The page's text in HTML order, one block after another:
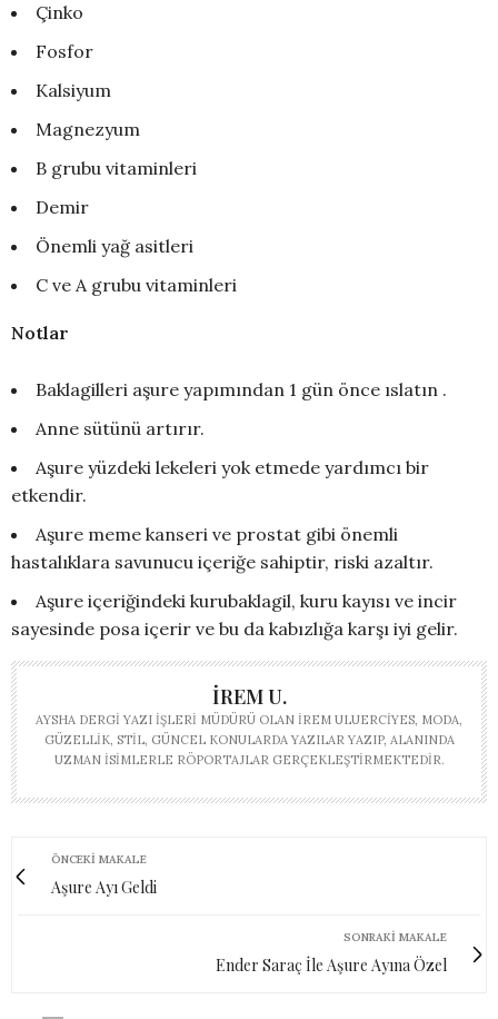
Çinko
Fosfor
Kalsiyum
Magnezyum
B grubu vitaminleri
Demir
Önemli yağ asitleri
C ve A grubu vitaminleri
Notlar
Baklagilleri aşure yapımından 1 gün önce ıslatın .
Anne sütünü artırır.
Aşure yüzdeki lekeleri yok etmede yardımcı bir
etkendir.
Aşure meme kanseri ve prostat gibi önemli
hastalıklara savunucu içeriğe sahiptir, riski azaltır.
Aşure içeriğindeki kurubaklagil, kuru kayısı ve incir
sayesinde posa içerir ve bu da kabızlığa karşı iyi gelir.
İREM U.
AYSHA DERGI YAZI İŞLERI MÜDÜRÜ OLAN İREM ULUERCIYES, MODA,
GÜZELLIK, STIL, GÜNCEL KONULARDA YAZILAR YAZIP, ALANINDA
UZMAN ISIMLERLE RÖPORTAJLAR GERÇEKLEŞTIRMEKTEDIR.
ÖNCEKI MAKALE
Aşure Ayı Geldi
SONRAKI MAKALE
Ender Saraç İle Aşure Ayına Özel